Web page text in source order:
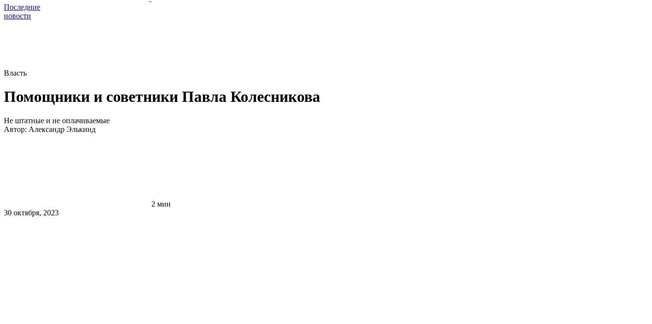
Последние
новости
Власть
Помощники и советники Павла Колесникова
Не штатные и не оплачиваемые
Автор: Александр Элькинд
2 мин
30 октября, 2023